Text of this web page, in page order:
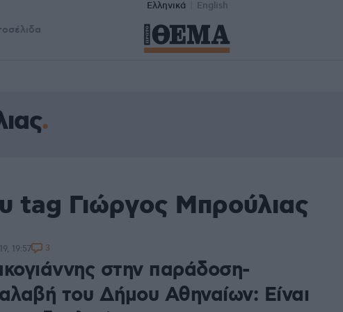
Ελληνικά English
tag Γιώργος Μπρούλιας
στην παράδοση-
του Δήμου Αθηναίων: Είναι
19:57 3